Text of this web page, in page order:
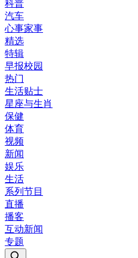
科普
汽车
心事家事
精选
特辑
早报校园
热门
生活贴士
星座与生肖
保健
体育
视频
新闻
娱乐
生活
系列节目
直播
播客
互动新闻
专题